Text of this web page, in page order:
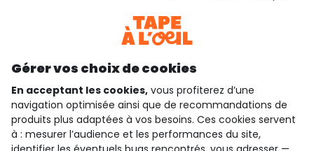
qui sommes-nous ?
besoin d'aide ?
Gérer vos choix de cookies
En acceptant les cookies, vous profiterez d’une
navigation optimisée ainsi que de recommandations de
produits plus adaptées à vos besoins. Ces cookies servent
à : mesurer l’audience et les performances du site,